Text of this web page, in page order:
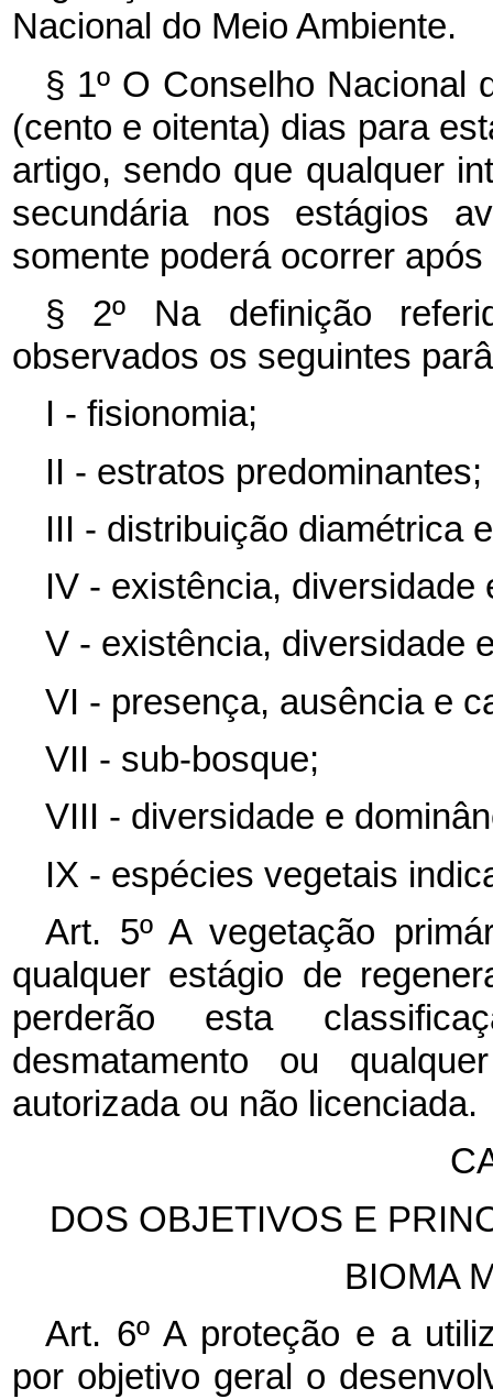
Nacional do Meio Ambiente.
§ 1º O Conselho Nacional
(cento e oitenta) dias para
artigo, sendo que qualquer
secundária nos estágios
somente poderá ocorrer
§ 2º Na definição
observados os seguintes
I - fisionomia;
II - estratos predominantes;
III - distribuição diamétrica
IV - existência, diversidade
V - existência, diversidade
VI - presença, ausência e
VII - sub-bosque;
VIII - diversidade e
IX - espécies vegetais
Art. 5º A vegetação
qualquer estágio de
perderão esta
desmatamento ou
autorizada ou não licenciada.
DOS OBJETIVOS E
BIOMA
Art. 6º A proteção e a
por objetivo geral o